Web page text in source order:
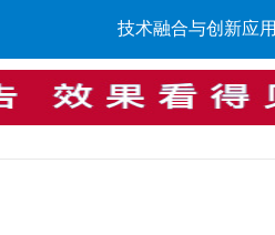
技术融合与创新应用